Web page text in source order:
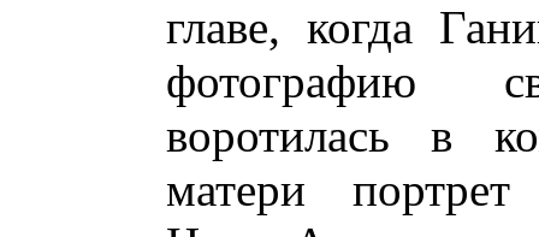
главе, когда
фотографию
воротилась в
матери